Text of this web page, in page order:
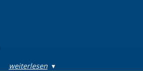
weiterlesen▾